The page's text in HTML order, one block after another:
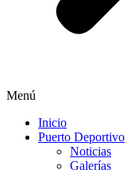
Menú
Inicio
Puerto Deportivo
Noticias
Galerías